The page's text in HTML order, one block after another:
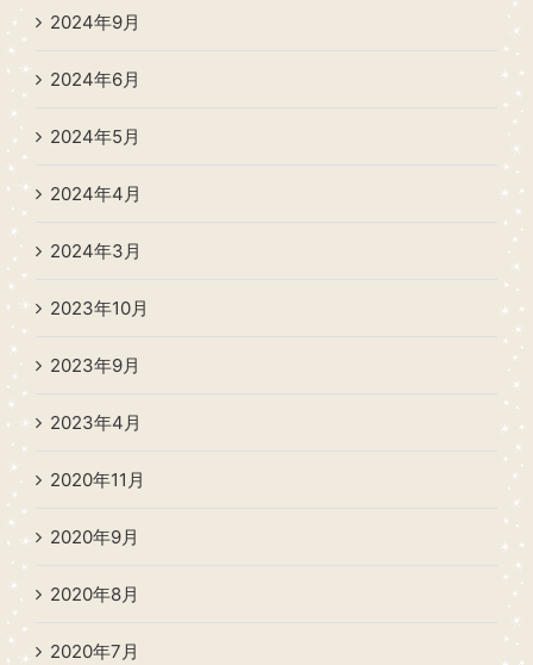
2024年9月
2024年6月
2024年5月
2024年4月
2024年3月
2023年10月
2023年9月
2023年4月
2020年11月
2020年9月
2020年8月
2020年7月